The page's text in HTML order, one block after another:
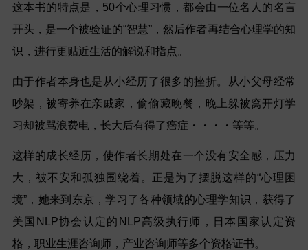
这本书的特点是，50个心理习惯，都会由一位名人的名言
开头，是一个被验证的“智慧”，然后作者再结合心理学的知
识，进行更贴近生活的解说和指点。
由于作者本身也是从小经历了很多的挫折。从小父母经常
吵架，被寄养在亲戚家，偷偷藏晚餐，晚上躲被窝开灯学
习却被骂浪费电，长大后有得了癌症・・・・等等。
这样的成长经历，使作者长期处在一个没有安全感，压力
大，被不安和孤独围绕着。正是为了摆脱这样的“心理困
境”，她来到东京，学习了各种领域的心理学知识，获得了
美国NLP协会认定的NLP高级执行师，日本国家认定资
格，职业生涯咨询师，产业咨询师等多个资格证书。